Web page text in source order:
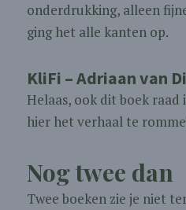
onderdrukking, alleen
ging het alle kanten op.
KliFi – Adriaan van
Helaas, ook dit boek raad
hier het verhaal te
Nog twee dan
Twee boeken zie je niet